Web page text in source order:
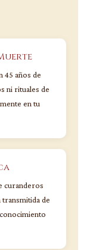
45 años de
ni rituales de
en tu
curanderos
de